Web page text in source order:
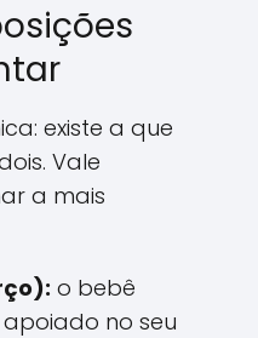
existe a que
Vale
a mais
o bebê
no seu